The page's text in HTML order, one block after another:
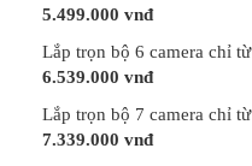
5.499.000 vnđ
Lắp trọn bộ 6 camera chỉ từ
6.539.000 vnđ
Lắp trọn bộ 7 camera chỉ từ
7.339.000 vnđ